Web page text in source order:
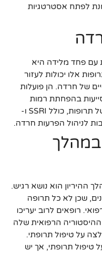
לפתח אסטרטגיות
עם פחד מלידה היא
אלו יכולות לעזור
של חרדה. הן פועלות
בהפחתת רמות
הלחץ והמתח. ישנם סוגים שונים של תרופות, כולל SSRI ו-
במהלך
ההיריון הוא נושא רגיש.
שכן לא כל תרופה
רופאים לרוב יעריכו
הרפואית שלה
על טיפול תרופתי.
טיפול תרופתי, אך יש